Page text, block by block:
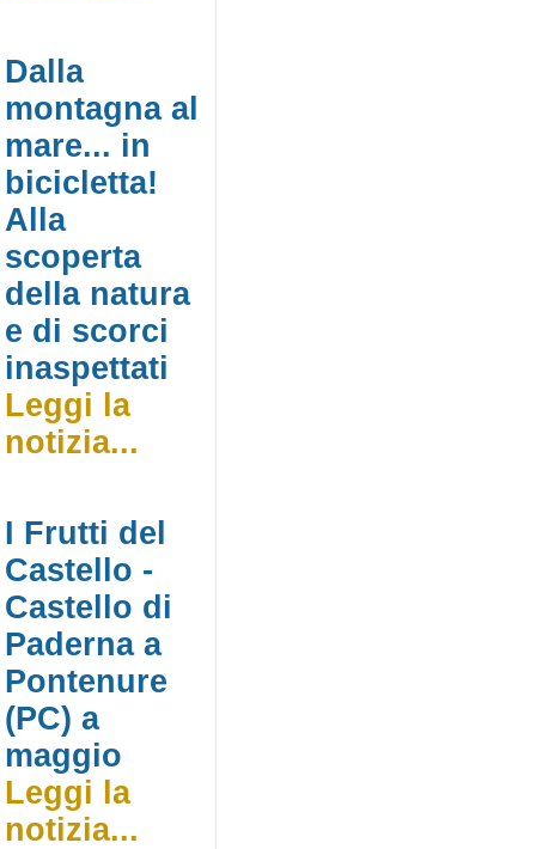
Dalla
montagna al
mare... in
bicicletta!
Alla
scoperta
della natura
e di scorci
inaspettati
Leggi la
notizia...
I Frutti del
Castello -
Castello di
Paderna a
Pontenure
(PC) a
maggio
Leggi la
notizia...